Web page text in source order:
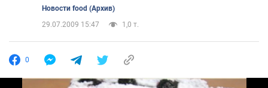
Новости food (Архив)
29.07.2009 15:47
1,0 т.
0